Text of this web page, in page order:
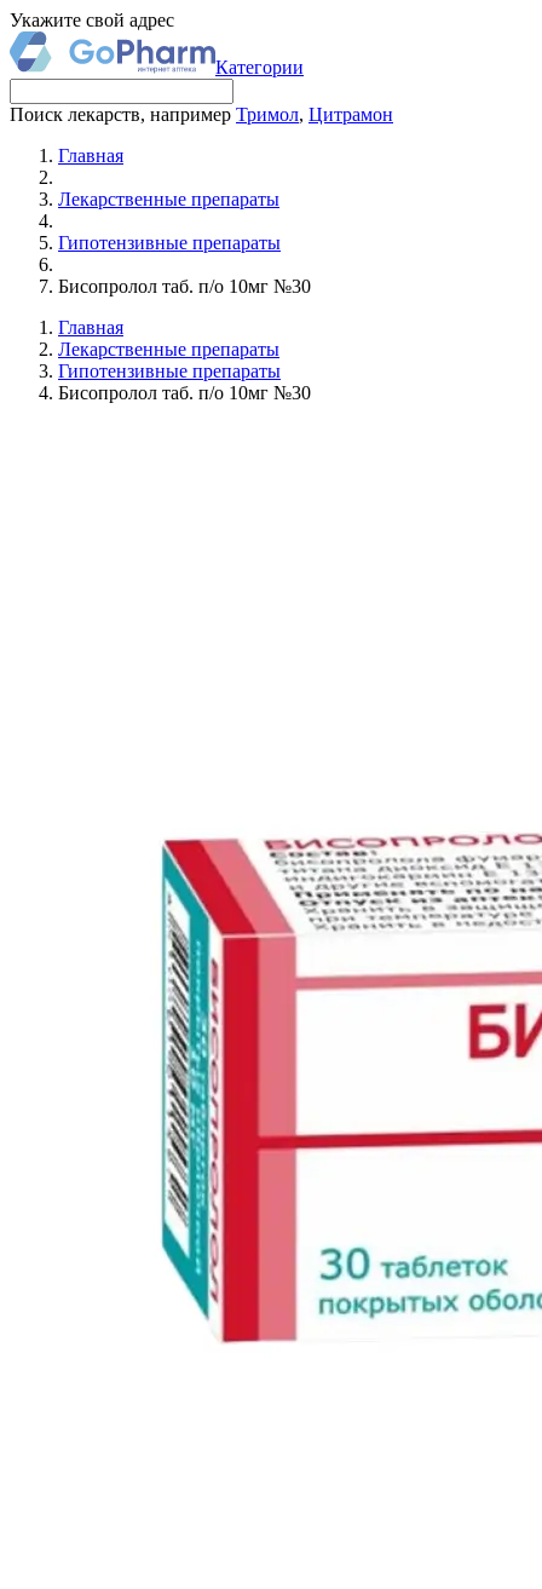
Укажите свой адрес
Категории
Поиск лекарств, например Тримол, Цитрамон
Главная
Лекарственные препараты
Гипотензивные препараты
Бисопролол таб. п/о 10мг №30
Главная
Лекарственные препараты
Гипотензивные препараты
Бисопролол таб. п/о 10мг №30